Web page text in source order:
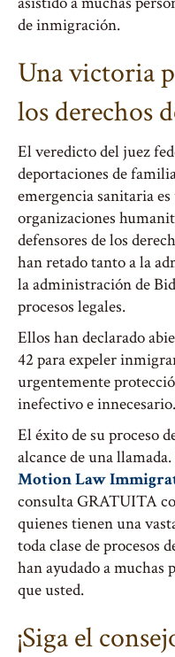
de inmigración.
Una victoria
los derechos
El veredicto del juez
deportaciones de
emergencia sanitaria
organizaciones
defensores de los
han retado tanto a la
la administración de
procesos legales.
Ellos han declarado
42 para expeler
urgentemente
inefectivo e innecesario.
El éxito de su proceso
alcance de una
Motion Law
consulta GRATUITA
quienes tienen una
toda clase de procesos
han ayudado a muchas
que usted.
¡Siga el